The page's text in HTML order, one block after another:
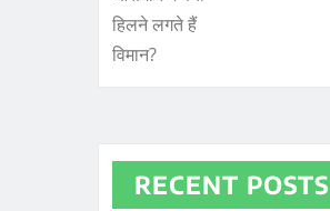
RECENT POSTS